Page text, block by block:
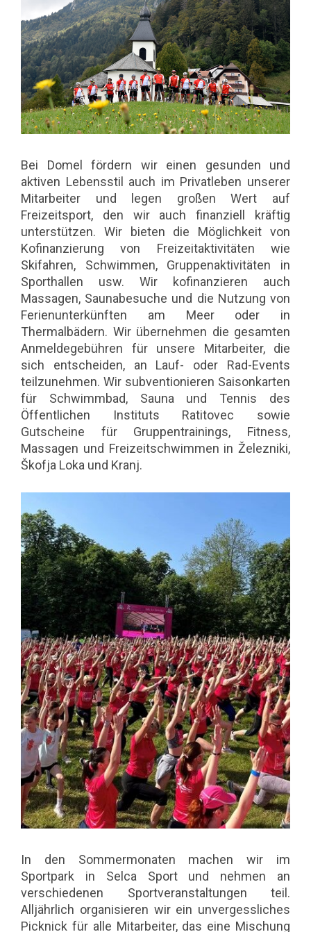
Bei Domel fördern wir einen gesunden und
aktiven Lebensstil auch im Privatleben unserer
Mitarbeiter und legen großen Wert auf
Freizeitsport, den wir auch finanziell kräftig
unterstützen. Wir bieten die Möglichkeit von
Kofinanzierung von Freizeitaktivitäten wie
Skifahren, Schwimmen, Gruppenaktivitäten in
Sporthallen usw. Wir kofinanzieren auch
Massagen, Saunabesuche und die Nutzung von
Ferienunterkünften am Meer oder in
Thermalbädern. Wir übernehmen die gesamten
Anmeldegebühren für unsere Mitarbeiter, die
sich entscheiden, an Lauf- oder Rad-Events
teilzunehmen. Wir subventionieren Saisonkarten
für Schwimmbad, Sauna und Tennis des
Öffentlichen Instituts Ratitovec sowie
Gutscheine für Gruppentrainings, Fitness,
Massagen und Freizeitschwimmen in Železniki,
Škofja Loka und Kranj.
In den Sommermonaten machen wir im
Sportpark in Selca Sport und nehmen an
verschiedenen Sportveranstaltungen teil.
Alljährlich organisieren wir ein unvergessliches
Picknick für alle Mitarbeiter, das eine Mischung